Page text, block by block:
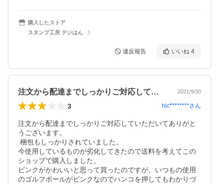
購入したストア
スタンプ工房 デジはん
違反報告 いいね 4
注文から配達までしっかりご対応していた… 2021/9/30
3 hic********さん
注文から配達までしっかりご対応していただいてありがと
うございます。
今使用しているものが劣化してきたので送料を考えてこの
ショップで購入しました。
ピンクがかわいいと思って買ったのですが、いつもの使用
のゴルフボールがピンクなのでハンコを押してもわかりづ